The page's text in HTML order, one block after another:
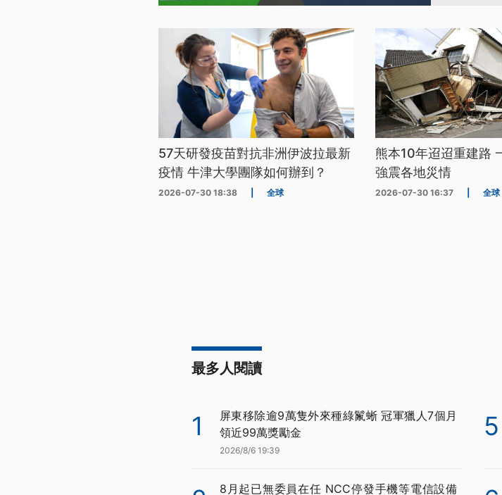
57天研發疫苗對抗非洲伊波拉最新
疫情 牛津大學團隊如何辦到？
2026-07-30 18:38 全球
熊本10年迢迢重建路
強震各地災情
2026-07-30 16:37 全球
最多人閱讀
1
屏東移除逾9萬隻外來種綠鬣蜥 冠軍獵人7個月
領近99萬獎勵金
2026/8/6 19:39
8月起已無委員在任 NCC停發手機等電信設備
5